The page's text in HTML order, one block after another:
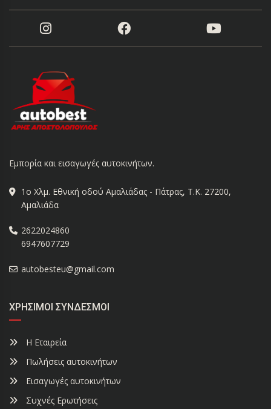
Εμπορία και εισαγωγές αυτοκινήτων.
1ο Χλμ. Εθνική οδού Αμαλιάδας - Πάτρας, Τ.Κ. 27200,
Αμαλιάδα
2622024860
6947607729
autobesteu@gmail.com
ΧΡΉΣΙΜΟΙ ΣΎΝΔΕΣΜΟΙ
Η Εταιρεία
Πωλήσεις αυτοκινήτων
Εισαγωγές αυτοκινήτων
Συχνές Ερωτήσεις